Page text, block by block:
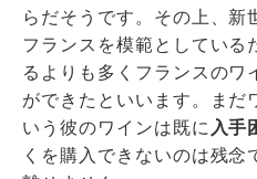
らだそうです。その上、新
フランスを模範としている
るよりも多くフランスのワ
ができたといいます。まだ
いう彼のワインは既に 入手
くを購入できないのは残